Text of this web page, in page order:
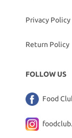
Privacy Policy
Return Policy
FOLLOW US
Food